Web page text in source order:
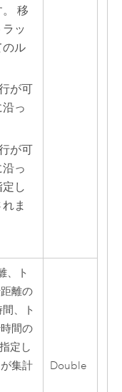
移
ッ
のル
が可
っ
が可
っ
し
ま
、ト
離の
、ト
間の
定し
集計
Double